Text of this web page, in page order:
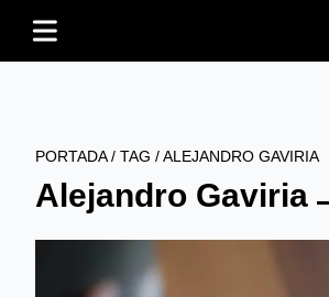
PORTADA/ TAG /ALEJANDRO GAVIRIA
Alejandro Gaviria